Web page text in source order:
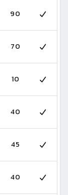
90
70
10
40
45
40